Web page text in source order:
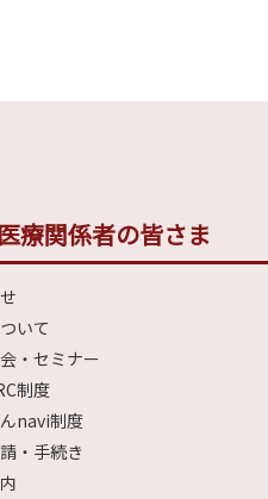
療関係者の皆さま
いて
・セミナー
制度
navi制度
・手続き